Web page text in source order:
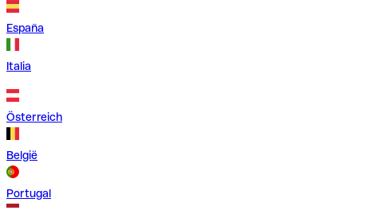
España
Italia
Österreich
België
Portugal